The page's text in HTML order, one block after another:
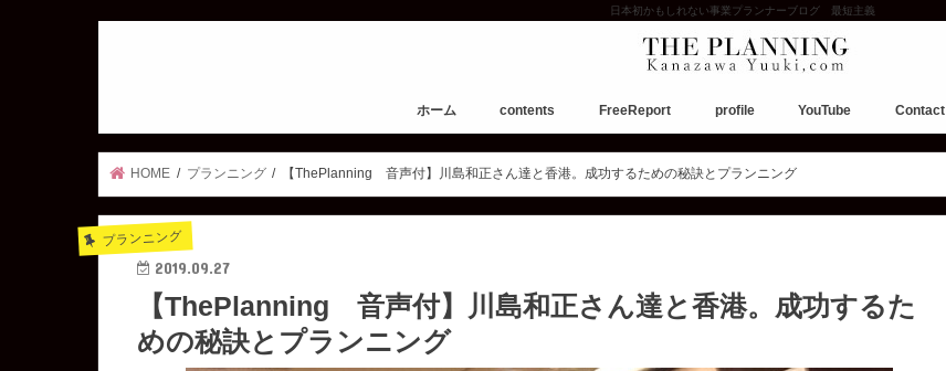
日本初かもしれない事業プランナーブログ 最短主義
ホーム contents
お願い。ご相談について。
FreeReport profile YouTube Contact
HOME プランニング 【ThePlanning 音声付】川島和正さん達と香港。成功するための秘訣とプランニング
プランニング
2019.09.27
【ThePlanning 音声付】川島和正さん達と香港。成功するた
めの秘訣とプランニング